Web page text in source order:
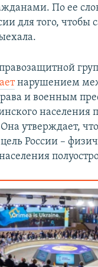
По ее
для того, чтобы
нарушением
и военным
населения
утверждает, что
России –